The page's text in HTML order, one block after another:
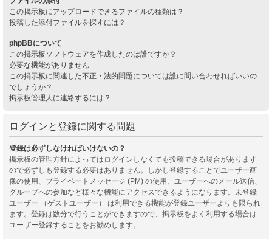
この掲示板にアップロードできるファイルの種類は？
投稿した添付ファイルを探すには？
phpBBについて
この掲示板ソフトウェアを作成したのは誰ですか？
必要な機能がありません
この掲示板に関連した不正・法的問題については誰に問い合わせればいいの
でしょうか？
掲示板管理人に連絡するには？
ログインと登録に関する問題
登録は必ずしなければいけないの？
掲示板の管理方針によってはログインしなくても投稿できる場合があります
ので必ずしも登録する必要はありません。しかし登録することでユーザー画
像の使用、プライベートメッセージ (PM) の使用、ユーザーへのメール送信、
グループへの参加など様々な機能にアクセスできるようになります。未登録
ユーザー （ゲストユーザー） は利用できる機能が登録ユーザーよりも限られ
ます。登録は数分で行うことができますので、掲示板をよく利用する場合は
ユーザー登録することをお勧めします。